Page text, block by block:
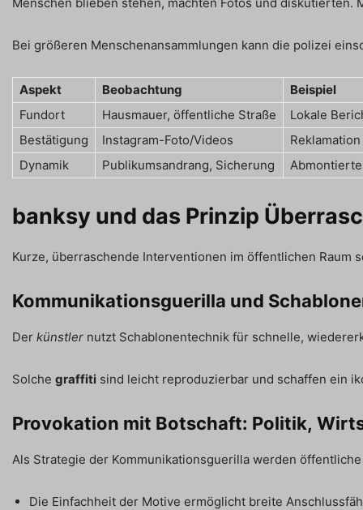
Bei größeren Menschenansammlungen kann die polizei
Aspekt Beobachtung
Beispiel
Fundort
Hausmauer, öffentliche Straße
Lokale
Bestätigung
Instagram-Foto/Videos
Dynamik
Publikumsandrang, Sicherung
banksy und das Prinzip
Kurze, überraschende Interventionen im öffentlichen
Kommunikationsguerilla und
Der künstler nutzt Schablonentechnik für schnelle,
Solche graffiti sind leicht reproduzierbar und schaffen ein
Provokation mit Botschaft: Politik,
Als Strategie der Kommunikationsguerilla werden
Die Einfachheit der Motive ermöglicht breite